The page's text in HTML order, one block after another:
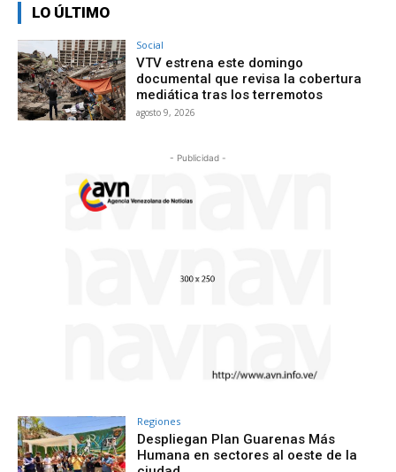
LO ÚLTIMO
Social
VTV estrena este domingo
documental que revisa la cobertura
mediática tras los terremotos
agosto 9, 2026
- Publicidad -
Regiones
Despliegan Plan Guarenas Más
Humana en sectores al oeste de la